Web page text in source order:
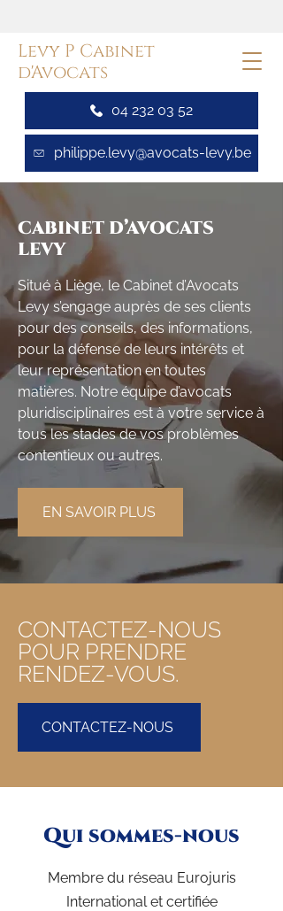
Levy P Cabinet
d'Avocats
04 232 03 52
philippe.levy@avocats-levy.be
CABINET D’AVOCATS
LEVY
Situé à Liège, le Cabinet d’Avocats
Levy s’engage auprès de ses clients
pour des conseils, des informations,
pour la défense de leurs intérêts et
leur représentation en toutes
matières. Notre équipe d’avocats
pluridisciplinaires est à votre service à
tous les stades de vos problèmes
contentieux ou autres.
EN SAVOIR PLUS
CONTACTEZ-NOUS
POUR PRENDRE
RENDEZ-VOUS.
CONTACTEZ-NOUS
Qui sommes-nous
Membre du réseau Eurojuris
International et certifiée